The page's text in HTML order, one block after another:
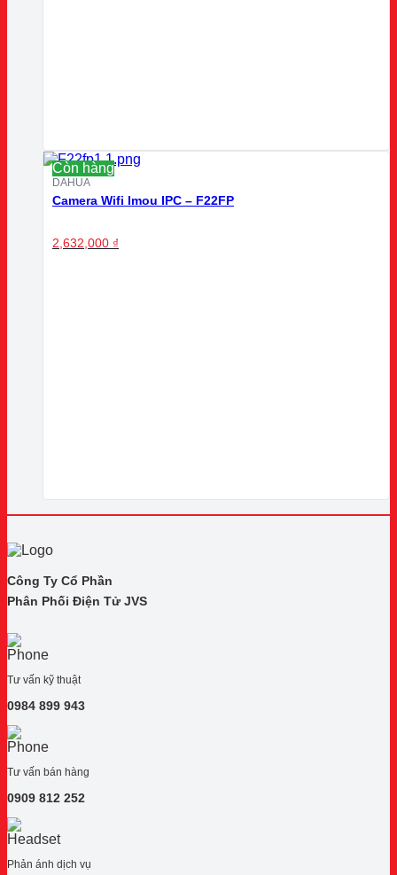
Còn hàng
DAHUA
Camera Wifi Imou IPC – F22FP
2,632,000 ₫
Công Ty Cổ Phần
Phân Phối Điện Tử JVS
Tư vấn kỹ thuật
0984 899 943
Tư vấn bán hàng
0909 812 252
Phản ánh dịch vụ